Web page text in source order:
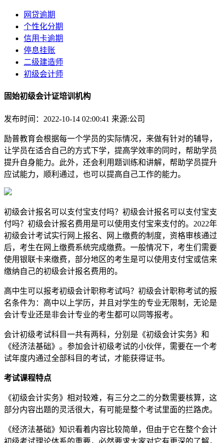
网贷逾期
个性化分期
信用卡逾期
停息挂账
二级建造师
初级会计师
固始初级会计证培训机构
发布时间：2022-10-14 02:00:41 来源:公司
励普教育会根据每一个学员的实际情况，来做有针对的辅导，
让学员在适合自己的方式下学，提高学效率的同时，帮助学员
提升自身能力。此外，还会利用题训练和讲解，帮助学员提升
应试能力，顺利通过，也可以提高自己工作的能力。
初级会计报名可以支付宝支付吗？初级会计报名可以支付宝支
付吗？初级会计报名费用是可以使用支付宝来支付的。2022年
初级会计考试实行网上报名、网上缴费的制度，资格审核通过
后，考生在网上缴费系统完成缴费。一般情况下，考生们需要
使用银联卡来缴费，部分地区的考生是可以使用支付宝或信来
缴纳自己的初级会计报名费用的。
高中生可以报考初级会计职称考试吗？初级会计职称考试的报
名条件为：高中以上学历，并且对学生的专业无限制，无论是
会计专业还是非会计专业的考生都可以同等报考。
会计初级考试科目一共有两科，分别是《初级会计实务》和
《经济法基础》。参加会计初级考试的小伙伴，需要在一个考
试年度内通过全部科目的考试，才能获得证书。
考试课程特点
《初级会计实务》相对较难，有三分之二的分数需要核算，这
部分内容出题的灵活很大，有可能是整个考试里面的拦路虎。
《经济法基础》知识看着内容比较简单，但由于它在整个会计
初级考试理论体系的重要，必然要求大家对它有更深的了解，